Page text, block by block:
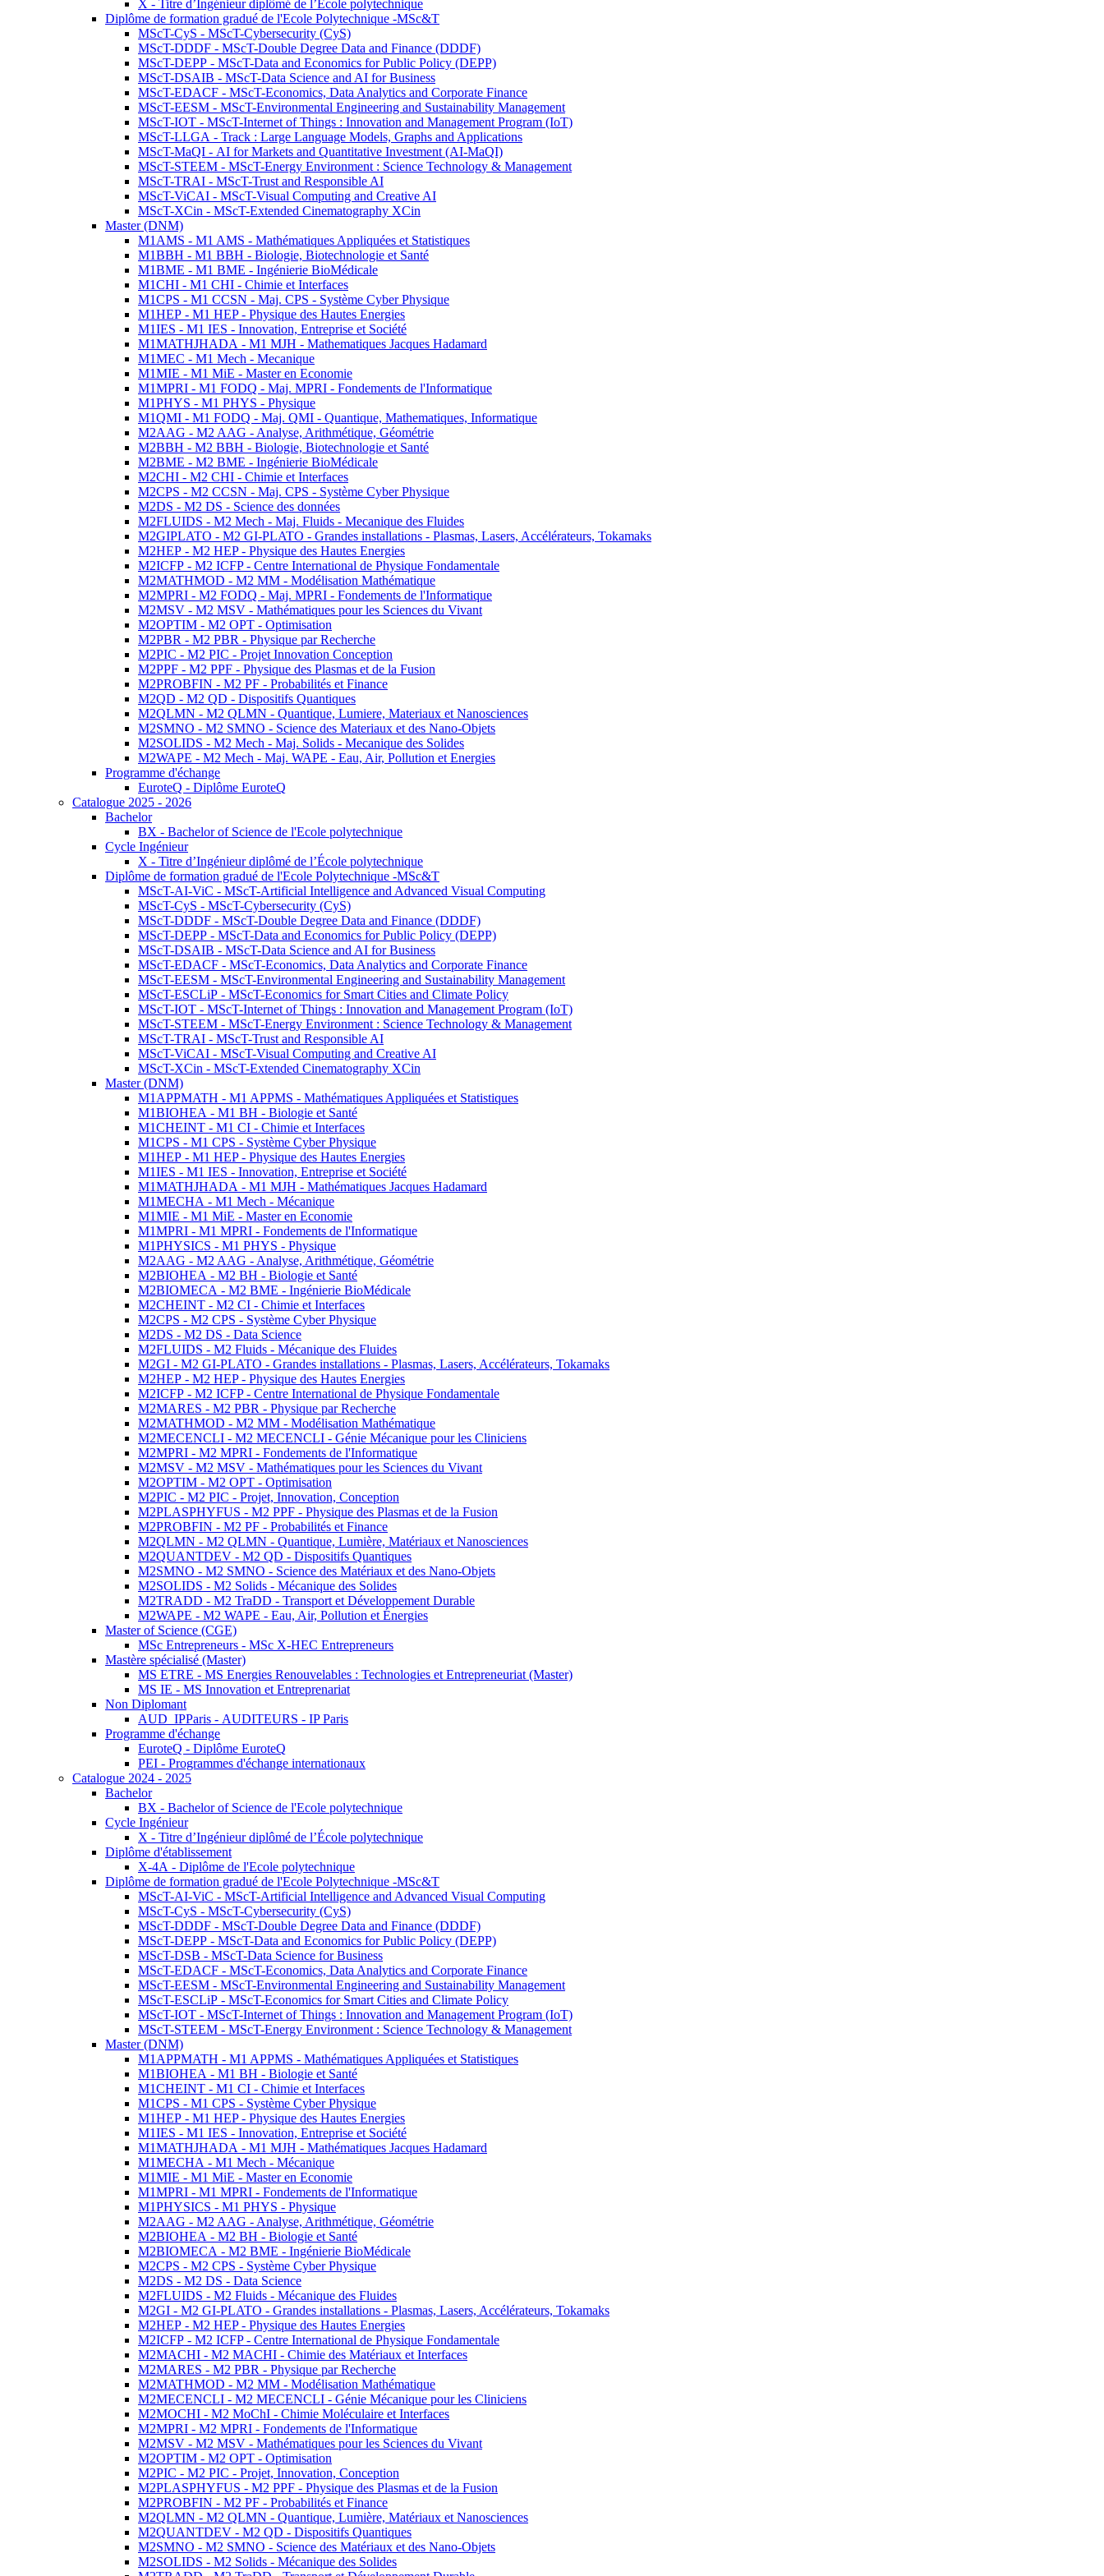
X - Titre d’Ingénieur diplômé de l’École polytechnique
Diplôme de formation gradué de l'Ecole Polytechnique -MSc&T
MScT-CyS - MScT-Cybersecurity (CyS)
MScT-DDDF - MScT-Double Degree Data and Finance (DDDF)
MScT-DEPP - MScT-Data and Economics for Public Policy (DEPP)
MScT-DSAIB - MScT-Data Science and AI for Business
MScT-EDACF - MScT-Economics, Data Analytics and Corporate Finance
MScT-EESM - MScT-Environmental Engineering and Sustainability Management
MScT-IOT - MScT-Internet of Things : Innovation and Management Program (IoT)
MScT-LLGA - Track : Large Language Models, Graphs and Applications
MScT-MaQI - AI for Markets and Quantitative Investment (AI-MaQI)
MScT-STEEM - MScT-Energy Environment : Science Technology & Management
MScT-TRAI - MScT-Trust and Responsible AI
MScT-ViCAI - MScT-Visual Computing and Creative AI
MScT-XCin - MScT-Extended Cinematography XCin
Master (DNM)
M1AMS - M1 AMS - Mathématiques Appliquées et Statistiques
M1BBH - M1 BBH - Biologie, Biotechnologie et Santé
M1BME - M1 BME - Ingénierie BioMédicale
M1CHI - M1 CHI - Chimie et Interfaces
M1CPS - M1 CCSN - Maj. CPS - Système Cyber Physique
M1HEP - M1 HEP - Physique des Hautes Energies
M1IES - M1 IES - Innovation, Entreprise et Société
M1MATHJHADA - M1 MJH - Mathematiques Jacques Hadamard
M1MEC - M1 Mech - Mecanique
M1MIE - M1 MiE - Master en Economie
M1MPRI - M1 FODQ - Maj. MPRI - Fondements de l'Informatique
M1PHYS - M1 PHYS - Physique
M1QMI - M1 FODQ - Maj. QMI - Quantique, Mathematiques, Informatique
M2AAG - M2 AAG - Analyse, Arithmétique, Géométrie
M2BBH - M2 BBH - Biologie, Biotechnologie et Santé
M2BME - M2 BME - Ingénierie BioMédicale
M2CHI - M2 CHI - Chimie et Interfaces
M2CPS - M2 CCSN - Maj. CPS - Système Cyber Physique
M2DS - M2 DS - Science des données
M2FLUIDS - M2 Mech - Maj. Fluids - Mecanique des Fluides
M2GIPLATO - M2 GI-PLATO - Grandes installations - Plasmas, Lasers, Accélérateurs, Tokamaks
M2HEP - M2 HEP - Physique des Hautes Energies
M2ICFP - M2 ICFP - Centre International de Physique Fondamentale
M2MATHMOD - M2 MM - Modélisation Mathématique
M2MPRI - M2 FODQ - Maj. MPRI - Fondements de l'Informatique
M2MSV - M2 MSV - Mathématiques pour les Sciences du Vivant
M2OPTIM - M2 OPT - Optimisation
M2PBR - M2 PBR - Physique par Recherche
M2PIC - M2 PIC - Projet Innovation Conception
M2PPF - M2 PPF - Physique des Plasmas et de la Fusion
M2PROBFIN - M2 PF - Probabilités et Finance
M2QD - M2 QD - Dispositifs Quantiques
M2QLMN - M2 QLMN - Quantique, Lumiere, Materiaux et Nanosciences
M2SMNO - M2 SMNO - Science des Materiaux et des Nano-Objets
M2SOLIDS - M2 Mech - Maj. Solids - Mecanique des Solides
M2WAPE - M2 Mech - Maj. WAPE - Eau, Air, Pollution et Energies
Programme d'échange
EuroteQ - Diplôme EuroteQ
Catalogue 2025 - 2026
Bachelor
BX - Bachelor of Science de l'Ecole polytechnique
Cycle Ingénieur
X - Titre d’Ingénieur diplômé de l’École polytechnique
Diplôme de formation gradué de l'Ecole Polytechnique -MSc&T
MScT-AI-ViC - MScT-Artificial Intelligence and Advanced Visual Computing
MScT-CyS - MScT-Cybersecurity (CyS)
MScT-DDDF - MScT-Double Degree Data and Finance (DDDF)
MScT-DEPP - MScT-Data and Economics for Public Policy (DEPP)
MScT-DSAIB - MScT-Data Science and AI for Business
MScT-EDACF - MScT-Economics, Data Analytics and Corporate Finance
MScT-EESM - MScT-Environmental Engineering and Sustainability Management
MScT-ESCLiP - MScT-Economics for Smart Cities and Climate Policy
MScT-IOT - MScT-Internet of Things : Innovation and Management Program (IoT)
MScT-STEEM - MScT-Energy Environment : Science Technology & Management
MScT-TRAI - MScT-Trust and Responsible AI
MScT-ViCAI - MScT-Visual Computing and Creative AI
MScT-XCin - MScT-Extended Cinematography XCin
Master (DNM)
M1APPMATH - M1 APPMS - Mathématiques Appliquées et Statistiques
M1BIOHEA - M1 BH - Biologie et Santé
M1CHEINT - M1 CI - Chimie et Interfaces
M1CPS - M1 CPS - Système Cyber Physique
M1HEP - M1 HEP - Physique des Hautes Energies
M1IES - M1 IES - Innovation, Entreprise et Société
M1MATHJHADA - M1 MJH - Mathématiques Jacques Hadamard
M1MECHA - M1 Mech - Mécanique
M1MIE - M1 MiE - Master en Economie
M1MPRI - M1 MPRI - Fondements de l'Informatique
M1PHYSICS - M1 PHYS - Physique
M2AAG - M2 AAG - Analyse, Arithmétique, Géométrie
M2BIOHEA - M2 BH - Biologie et Santé
M2BIOMECA - M2 BME - Ingénierie BioMédicale
M2CHEINT - M2 CI - Chimie et Interfaces
M2CPS - M2 CPS - Système Cyber Physique
M2DS - M2 DS - Data Science
M2FLUIDS - M2 Fluids - Mécanique des Fluides
M2GI - M2 GI-PLATO - Grandes installations - Plasmas, Lasers, Accélérateurs, Tokamaks
M2HEP - M2 HEP - Physique des Hautes Energies
M2ICFP - M2 ICFP - Centre International de Physique Fondamentale
M2MARES - M2 PBR - Physique par Recherche
M2MATHMOD - M2 MM - Modélisation Mathématique
M2MECENCLI - M2 MECENCLI - Génie Mécanique pour les Cliniciens
M2MPRI - M2 MPRI - Fondements de l'Informatique
M2MSV - M2 MSV - Mathématiques pour les Sciences du Vivant
M2OPTIM - M2 OPT - Optimisation
M2PIC - M2 PIC - Projet, Innovation, Conception
M2PLASPHYFUS - M2 PPF - Physique des Plasmas et de la Fusion
M2PROBFIN - M2 PF - Probabilités et Finance
M2QLMN - M2 QLMN - Quantique, Lumière, Matériaux et Nanosciences
M2QUANTDEV - M2 QD - Dispositifs Quantiques
M2SMNO - M2 SMNO - Science des Matériaux et des Nano-Objets
M2SOLIDS - M2 Solids - Mécanique des Solides
M2TRADD - M2 TraDD - Transport et Développement Durable
M2WAPE - M2 WAPE - Eau, Air, Pollution et Énergies
Master of Science (CGE)
MSc Entrepreneurs - MSc X-HEC Entrepreneurs
Mastère spécialisé (Master)
MS ETRE - MS Energies Renouvelables : Technologies et Entrepreneuriat (Master)
MS IE - MS Innovation et Entreprenariat
Non Diplomant
AUD_IPParis - AUDITEURS - IP Paris
Programme d'échange
EuroteQ - Diplôme EuroteQ
PEI - Programmes d'échange internationaux
Catalogue 2024 - 2025
Bachelor
BX - Bachelor of Science de l'Ecole polytechnique
Cycle Ingénieur
X - Titre d’Ingénieur diplômé de l’École polytechnique
Diplôme d'établissement
X-4A - Diplôme de l'Ecole polytechnique
Diplôme de formation gradué de l'Ecole Polytechnique -MSc&T
MScT-AI-ViC - MScT-Artificial Intelligence and Advanced Visual Computing
MScT-CyS - MScT-Cybersecurity (CyS)
MScT-DDDF - MScT-Double Degree Data and Finance (DDDF)
MScT-DEPP - MScT-Data and Economics for Public Policy (DEPP)
MScT-DSB - MScT-Data Science for Business
MScT-EDACF - MScT-Economics, Data Analytics and Corporate Finance
MScT-EESM - MScT-Environmental Engineering and Sustainability Management
MScT-ESCLiP - MScT-Economics for Smart Cities and Climate Policy
MScT-IOT - MScT-Internet of Things : Innovation and Management Program (IoT)
MScT-STEEM - MScT-Energy Environment : Science Technology & Management
Master (DNM)
M1APPMATH - M1 APPMS - Mathématiques Appliquées et Statistiques
M1BIOHEA - M1 BH - Biologie et Santé
M1CHEINT - M1 CI - Chimie et Interfaces
M1CPS - M1 CPS - Système Cyber Physique
M1HEP - M1 HEP - Physique des Hautes Energies
M1IES - M1 IES - Innovation, Entreprise et Société
M1MATHJHADA - M1 MJH - Mathématiques Jacques Hadamard
M1MECHA - M1 Mech - Mécanique
M1MIE - M1 MiE - Master en Economie
M1MPRI - M1 MPRI - Fondements de l'Informatique
M1PHYSICS - M1 PHYS - Physique
M2AAG - M2 AAG - Analyse, Arithmétique, Géométrie
M2BIOHEA - M2 BH - Biologie et Santé
M2BIOMECA - M2 BME - Ingénierie BioMédicale
M2CPS - M2 CPS - Système Cyber Physique
M2DS - M2 DS - Data Science
M2FLUIDS - M2 Fluids - Mécanique des Fluides
M2GI - M2 GI-PLATO - Grandes installations - Plasmas, Lasers, Accélérateurs, Tokamaks
M2HEP - M2 HEP - Physique des Hautes Energies
M2ICFP - M2 ICFP - Centre International de Physique Fondamentale
M2MACHI - M2 MACHI - Chimie des Matériaux et Interfaces
M2MARES - M2 PBR - Physique par Recherche
M2MATHMOD - M2 MM - Modélisation Mathématique
M2MECENCLI - M2 MECENCLI - Génie Mécanique pour les Cliniciens
M2MOCHI - M2 MoChI - Chimie Moléculaire et Interfaces
M2MPRI - M2 MPRI - Fondements de l'Informatique
M2MSV - M2 MSV - Mathématiques pour les Sciences du Vivant
M2OPTIM - M2 OPT - Optimisation
M2PIC - M2 PIC - Projet, Innovation, Conception
M2PLASPHYFUS - M2 PPF - Physique des Plasmas et de la Fusion
M2PROBFIN - M2 PF - Probabilités et Finance
M2QLMN - M2 QLMN - Quantique, Lumière, Matériaux et Nanosciences
M2QUANTDEV - M2 QD - Dispositifs Quantiques
M2SMNO - M2 SMNO - Science des Matériaux et des Nano-Objets
M2SOLIDS - M2 Solids - Mécanique des Solides